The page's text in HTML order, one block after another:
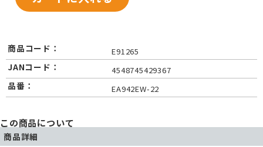
商品コード： E91265
JANコード： 4548745429367
品番： EA942EW-22
この商品について
商品詳細